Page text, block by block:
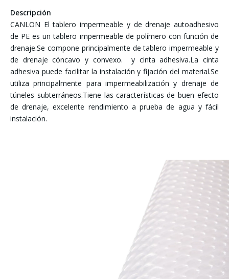
Descripción
CANLON El tablero impermeable y de drenaje autoadhesivo
de PE es un tablero impermeable de polímero con función de
drenaje.Se compone principalmente de tablero impermeable y
de drenaje cóncavo y convexo. y cinta adhesiva.La cinta
adhesiva puede facilitar la instalación y fijación del material.Se
utiliza principalmente para impermeabilización y drenaje de
túneles subterráneos.Tiene las características de buen efecto
de drenaje, excelente rendimiento a prueba de agua y fácil
instalación.